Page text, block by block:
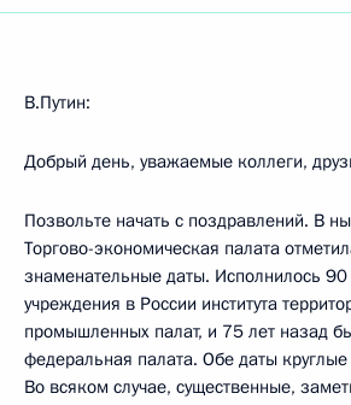
В.Путин:
Добрый день, уважаемые коллеги,
Позвольте начать с поздравлений. В
Торгово-экономическая палата
знаменательные даты. Исполнилось
учреждения в России института
промышленных палат, и 75 лет назад
федеральная палата. Обе даты круглые
Во всяком случае, существенные,